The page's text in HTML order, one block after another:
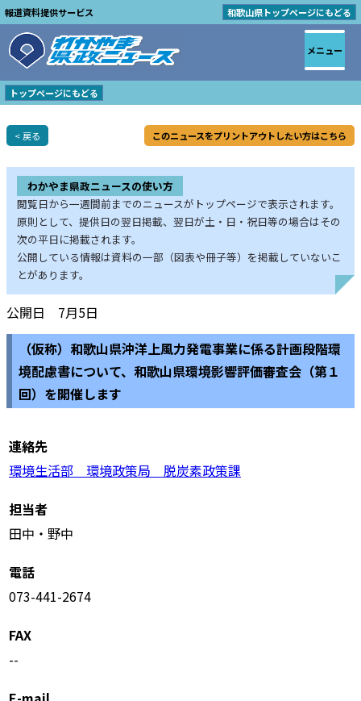
報道資料提供サービス 和歌山県トップページにもどる
トップページにもどる
< 戻る このニュースをプリントアウトしたい方はこちら
わかやま県政ニュースの使い方
閲覧日から一週間前までのニュースがトップページで表示されます。
原則として、提供日の翌日掲載、翌日が土・日・祝日等の場合はその
次の平日に掲載されます。
公開している情報は資料の一部（図表や冊子等）を掲載していないこ
とがあります。
公開日 7月5日
（仮称）和歌山県沖洋上風力発電事業に係る計画段階環
境配慮書について、和歌山県環境影響評価審査会（第１
回）を開催します
連絡先
環境生活部 環境政策局 脱炭素政策課
担当者
田中・野中
電話
073-441-2674
FAX
--
メニュー